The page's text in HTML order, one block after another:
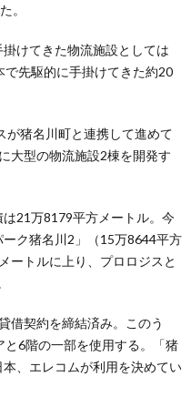
。
掛けてきた物流施設としては
先駆的に手掛けてきた約20
が猪名川町と連携して進めて
大型の物流施設2棟を開発す
21万8179平方メートル。今
ク猪名川2」（15万8644平方
ートルに上り、プロロジスと
借契約を締結済み。このう
6階の一部を使用する。「猪
、エレコムが利用を決めてい